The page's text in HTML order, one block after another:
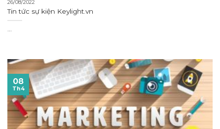
26/08/2022
Tin tức sự kiện Keylight.vn
...
08
Th4